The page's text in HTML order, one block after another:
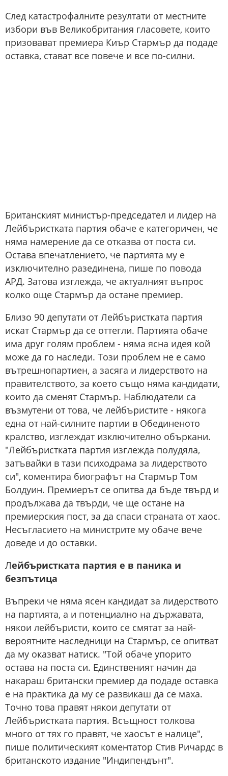
След катастрофалните резултати от местните
избори във Великобритания гласовете, които
призовават премиера Киър Стармър да подаде
оставка, стават все повече и все по-силни.
Британският министър-председател и лидер на
Лейбъристката партия обаче е категоричен, че
няма намерение да се отказва от поста си.
Остава впечатлението, че партията му е
изключително разединена, пише по повода
АРД. Затова изглежда, че актуалният въпрос
колко още Стармър да остане премиер.
Близо 90 депутати от Лейбъристката партия
искат Стармър да се оттегли. Партията обаче
има друг голям проблем - няма ясна идея кой
може да го наследи. Този проблем не е само
вътрешнопартиен, а засяга и лидерството на
правителството, за което също няма кандидати,
които да сменят Стармър. Наблюдатели са
възмутени от това, че лейбъристите - някога
една от най-силните партии в Обединеното
кралство, изглеждат изключително объркани.
"Лейбъристката партия изглежда полудяла,
затъвайки в тази психодрама за лидерството
си", коментира биографът на Стармър Том
Болдуин. Премиерът се опитва да бъде твърд и
продължава да твърди, че ще остане на
премиерския пост, за да спаси страната от хаос.
Несъгласието на министрите му обаче вече
доведе и до оставки.
Лейбъристката партия е в паника и
безпътица
Въпреки че няма ясен кандидат за лидерството
на партията, а и потенциално на държавата,
някои лейбъристи, които се смятат за най-
вероятните наследници на Стармър, се опитват
да му оказват натиск. "Той обаче упорито
остава на поста си. Единственият начин да
накараш британски премиер да подаде оставка
е на практика да му се развикаш да се маха.
Точно това правят някои депутати от
Лейбъристката партия. Всъщност толкова
много от тях го правят, че хаосът е налице",
пише политическият коментатор Стив Ричардс в
британското издание "Индипендънт".